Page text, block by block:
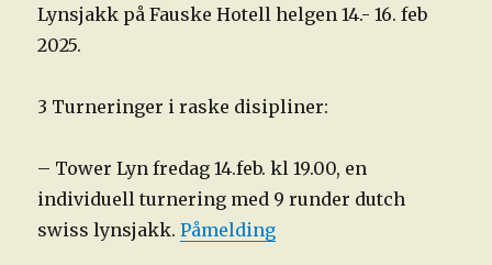
Lynsjakk på Fauske Hotell helgen 14.- 16. feb
2025.
3 Turneringer i raske disipliner:
– Tower Lyn fredag 14.feb. kl 19.00, en
individuell turnering med 9 runder dutch
swiss lynsjakk.Påmelding